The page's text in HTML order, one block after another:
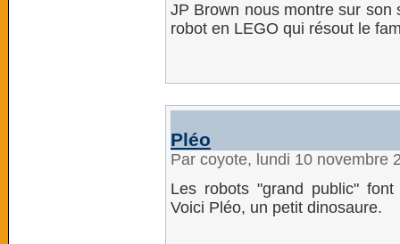
JP Brown nous montre sur son
robot en LEGO qui résout le
Pléo
Par coyote, lundi 10 novembre
Les robots "grand public"
Voici Pléo, un petit dinosaure.